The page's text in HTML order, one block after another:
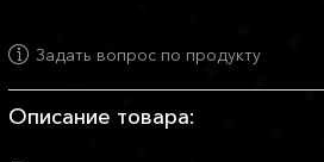
Задать вопрос по продукту
Описание товара: